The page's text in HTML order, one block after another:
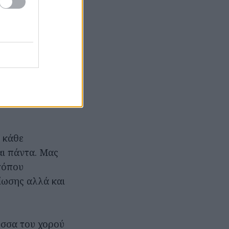
για την
της
του
κάθε
πάντα. Μας
αλλά και
του χορού